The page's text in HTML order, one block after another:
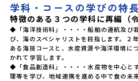
学科・コースの学びの特長
特徴のある３つの学科に再編（
◆「海洋技術科」・・・・船舶の運航及び
び、海のスペシャリストを目指します。２
ある海技コースと、水産資源や海洋環境に
かれて学習します。
◆「食品創造科」・・・・水産物を中心と
理等を学び、地域連携を進める中で食の未